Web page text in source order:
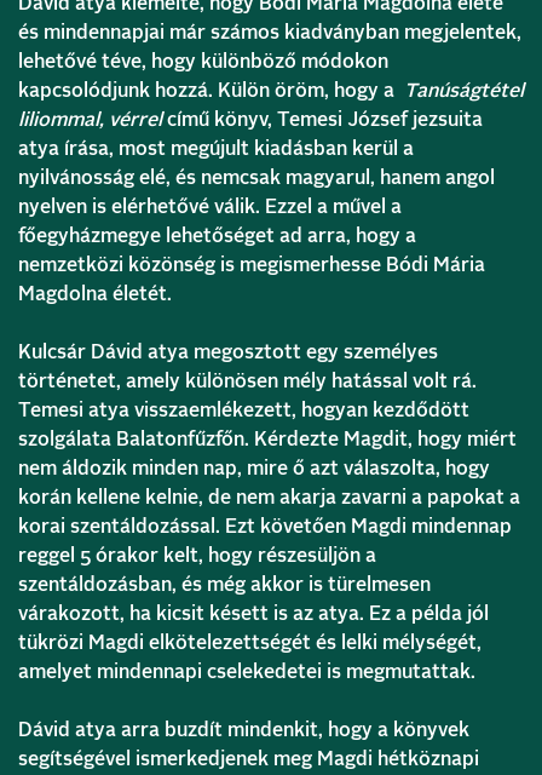
Dávid atya kiemelte, hogy Bódi Mária Magdolna élete
és mindennapjai már számos kiadványban megjelentek,
lehetővé téve, hogy különböző módokon
kapcsolódjunk hozzá. Külön öröm, hogy a
Tanúságtétel
liliommal, vérrelcímű könyv, Temesi József jezsuita
atya írása, most megújult kiadásban kerül a
nyilvánosság elé, és nemcsak magyarul, hanem angol
nyelven is elérhetővé válik. Ezzel a művel a
főegyházmegye lehetőséget ad arra, hogy a
nemzetközi közönség is megismerhesse Bódi Mária
Magdolna életét.
Kulcsár Dávid atya megosztott egy személyes
történetet, amely különösen mély hatással volt rá.
Temesi atya visszaemlékezett, hogyan kezdődött
szolgálata Balatonfűzfőn. Kérdezte Magdit, hogy miért
nem áldozik minden nap, mire ő azt válaszolta, hogy
korán kellene kelnie, de nem akarja zavarni a papokat a
korai szentáldozással. Ezt követően Magdi mindennap
reggel 5 órakor kelt, hogy részesüljön a
szentáldozásban, és még akkor is türelmesen
várakozott, ha kicsit késett is az atya. Ez a példa jól
tükrözi Magdi elkötelezettségét és lelki mélységét,
amelyet mindennapi cselekedetei is megmutattak.
Dávid atya arra buzdít mindenkit, hogy a könyvek
segítségével ismerkedjenek meg Magdi hétköznapi